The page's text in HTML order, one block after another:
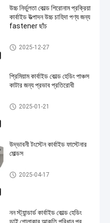
উচ্চ নির্ভুলতা কোল্ড শিরোনাম প্রক্রিয়া
কার্বাইড উত্পাদন উচ্চ চাহিদা পণ্য জন্য
fastener ছাঁচ
কার্বাইড ঠান্ডা শিরোনাম মারা
2025-12-27
প্রিমিয়াম কার্বাইড কোল্ড হেডিং পাঞ্চস
কাটার জন্য প্রভাব প্রতিরোধী
কার্বাইড ঠান্ডা শিরোনাম মারা
2025-01-21
উদ্ভাবনী টংস্টেন কার্বাইড ফাস্টেনার
মোল্ডস
কার্বাইড ঠান্ডা শিরোনাম মারা
2025-04-17
নন স্ট্যান্ডার্ড কার্বাইড কোল্ড হেডিং